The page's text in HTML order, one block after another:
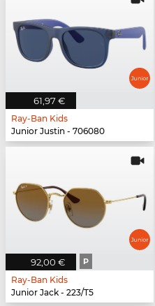
61,97 €
Ray-Ban Kids
Junior Justin - 706080
92,00 € P
Ray-Ban Kids
Junior Jack - 223/T5